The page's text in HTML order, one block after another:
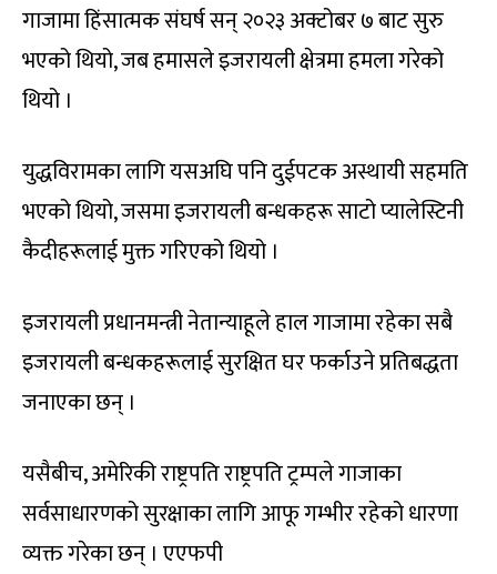
गाजामा हिंसात्मक संघर्ष सन् २०२३ अक्टोबर ७ बाट सुरु
भएको थियो, जब हमासले इजरायली क्षेत्रमा हमला गरेको
थियो ।
युद्धविरामका लागि यसअघि पनि दुईपटक अस्थायी सहमति
भएको थियो, जसमा इजरायली बन्धकहरू साटो प्यालेस्टिनी
कैदीहरूलाई मुक्त गरिएको थियो ।
इजरायली प्रधानमन्त्री नेतान्याहूले हाल गाजामा रहेका सबै
इजरायली बन्धकहरूलाई सुरक्षित घर फर्काउने प्रतिबद्धता
जनाएका छन् ।
यसैबीच, अमेरिकी राष्ट्रपति राष्ट्रपति ट्रम्पले गाजाका
सर्वसाधारणको सुरक्षाका लागि आफू गम्भीर रहेको धारणा
व्यक्त गरेका छन् । एएफपी